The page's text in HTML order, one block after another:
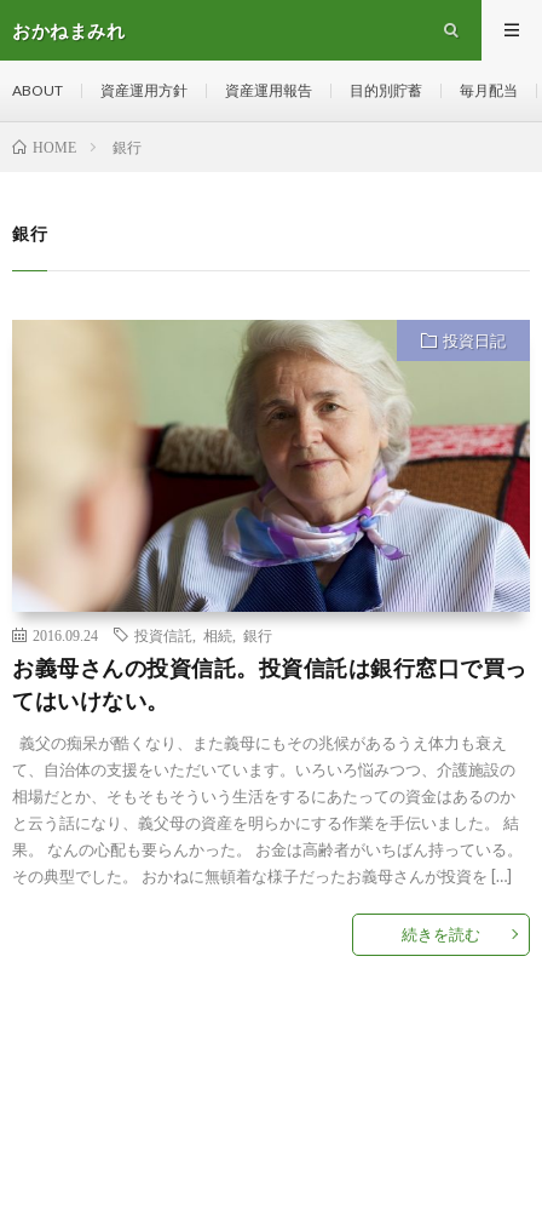
おかねまみれ
ABOUT 資産運用方針 資産運用報告 目的別貯蓄 毎月配当
HOME 銀行
銀行
投資日記
2016.09.24 投資信託 相続 銀行
お義母さんの投資信託。投資信託は銀行窓口で買っ
てはいけない。
義父の痴呆が酷くなり、また義母にもその兆候があるうえ体力も衰え
て、自治体の支援をいただいています。いろいろ悩みつつ、介護施設の
相場だとか、そもそもそういう生活をするにあたっての資金はあるのか
と云う話になり、義父母の資産を明らかにする作業を手伝いました。 結
果。 なんの心配も要らんかった。 お金は高齢者がいちばん持っている。
その典型でした。 おかねに無頓着な様子だったお義母さんが投資を […]
続きを読む